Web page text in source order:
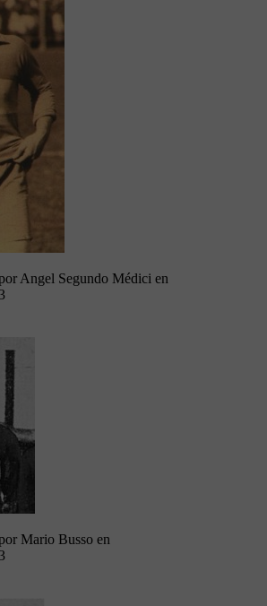
Angel Segundo Médici en
Mario Busso en